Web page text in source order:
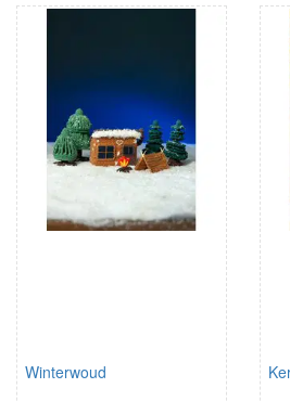
Winterwoud